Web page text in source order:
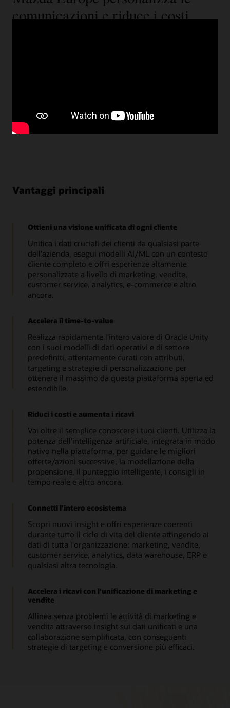
comunicazioni e riduce i costi
Guarda il video sulla storia di Mazda (2:05)
Vantaggi principali
Ottieni una visione unificata di ogni cliente
Unifica i dati cruciali dei clienti da qualsiasi parte
dell'azienda, esegui modelli AI/ML con un contesto
cliente completo e offri esperienze altamente
personalizzate a livello di marketing, vendite,
customer service, analytics, e-commerce e altro
ancora.
Accelera il time-to-value
Realizza rapidamente l'intero valore di Oracle Unity
con i suoi modelli di dati operativi e di settore
predefiniti, attentamente curati con attributi,
targeting e strategie di personalizzazione per
ottenere il massimo da questa piattaforma aperta ed
estendibile.
Riduci i costi e aumenta i ricavi
Vai oltre il semplice conoscere i tuoi clienti. Utilizza la
potenza dell'intelligenza artificiale, integrata in modo
nativo nella piattaforma, per guidare le migliori
offerte/azioni successive, la modellazione della
propensione, il punteggio intelligente, i consigli in
tempo reale e altro ancora.
Connetti l'intero ecosistema
Scopri nuovi insight e offri esperienze coerenti
durante tutto il ciclo di vita del cliente attingendo ai
dati di tutta l'organizzazione: marketing, vendite,
customer service, analytics, data warehouse, ERP e
qualsiasi altra tecnologia.
Accelera i ricavi con l'unificazione di marketing e
vendite
Allinea senza problemi le attività di marketing e
vendita attraverso insight sui dati unificati e una
collaborazione semplificata, con conseguenti
strategie di targeting e conversione più efficaci.